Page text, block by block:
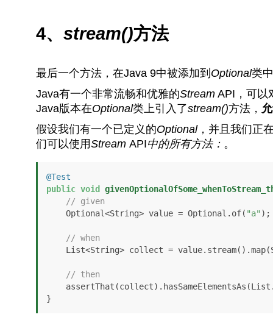
4、 stream()方法
最后一个方法，在Java 9中被添加到 Optional类
Java有一个非常流畅和优雅的StreamAPI，可以
Java版本在Optional类上引入了stream()方法，
假设我们有一个已定义的Optional，并且我们正
们可以使用Stream API中的所有方法： 。
@Test
public void
// given
    Optional<String> value = Optional.of(
"a" );
// when
// then
}